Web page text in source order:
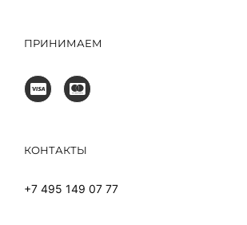
ПРИНИМАЕМ
КОНТАКТЫ
+7 495 149 07 77